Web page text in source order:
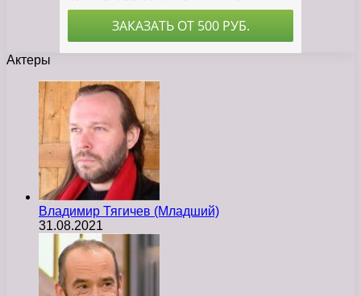
Актеры
Владимир Тягичев (Младший)
31.08.2021